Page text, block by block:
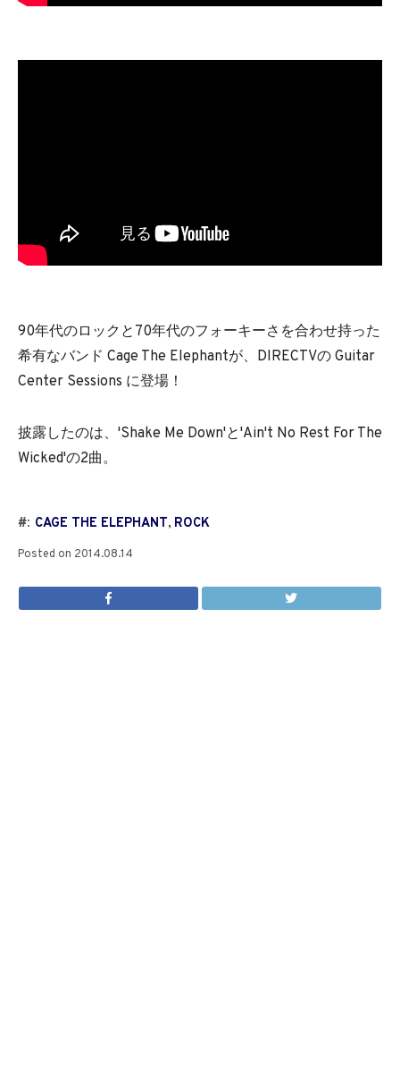
90年代のロックと70年代のフォーキーさを合わせ持った
希有なバンド Cage The Elephantが、DIRECTVの Guitar
Center Sessions に登場！
披露したのは、'Shake Me Down'と'Ain't No Rest For The
Wicked'の2曲。
#: CAGE THE ELEPHANT, ROCK
Posted on 2014.08.14